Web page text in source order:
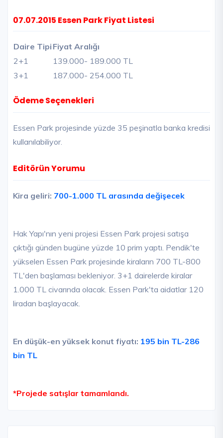
07.07.2015 Essen Park Fiyat Listesi
Daire Tipi Fiyat Aralığı
2+1
139.000- 189.000 TL
3+1
187.000- 254.000 TL
Ödeme Seçenekleri
Essen Park projesinde yüzde 35 peşinatla banka kredisi
kullanılabiliyor.
Editörün Yorumu
Kira geliri: 700-1.000 TL arasında değişecek
Hak Yapı'nın yeni projesi Essen Park projesi satışa
çıktığı günden bugüne yüzde 10 prim yaptı. Pendik'te
yükselen Essen Park projesinde kiraların 700 TL-800
TL'den başlaması bekleniyor. 3+1 dairelerde kiralar
1.000 TL civarında olacak. Essen Park'ta aidatlar 120
liradan başlayacak.
En düşük-en yüksek konut fiyatı: 195 bin TL-286
bin TL
*Projede satışlar tamamlandı.